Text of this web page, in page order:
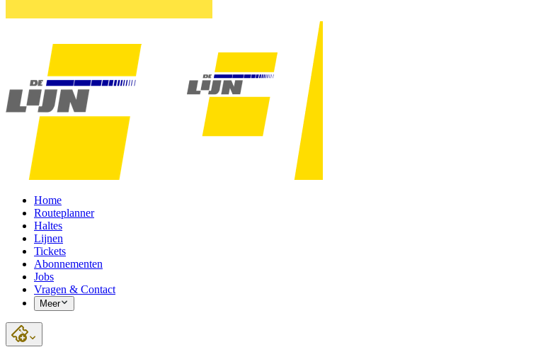
Home
Routeplanner
Haltes
Lijnen
Tickets
Abonnementen
Jobs
Vragen & Contact
Meer